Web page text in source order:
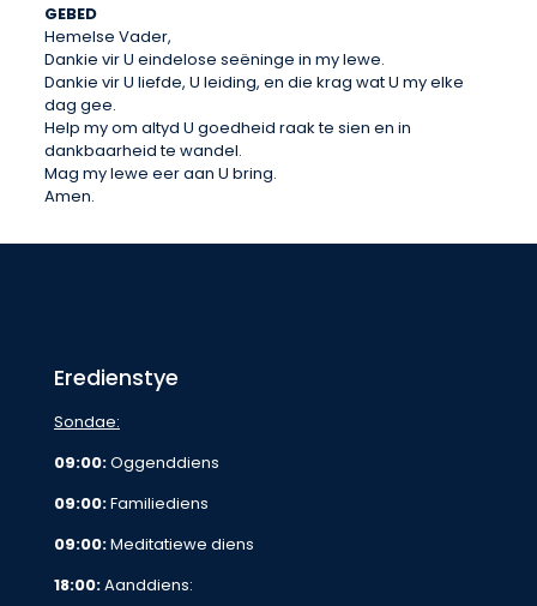
GEBED
Hemelse Vader,
Dankie vir U eindelose seëninge in my lewe.
Dankie vir U liefde, U leiding, en die krag wat U my elke
dag gee.
Help my om altyd U goedheid raak te sien en in
dankbaarheid te wandel.
Mag my lewe eer aan U bring.
Amen.
Eredienstye
Sondae:
09:00:Oggenddiens
09:00:Familiediens
09:00:Meditatiewe diens
18:00:Aanddiens: